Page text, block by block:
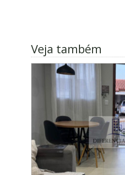
Veja também